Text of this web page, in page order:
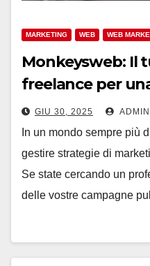
MARKETING WEB WEB
Monkeysweb: Il
freelance per
delle campagne
GIU 30, 2025 ADMIN
In un mondo sempre più
gestire strategie di
Se state cercando un
delle vostre campagne